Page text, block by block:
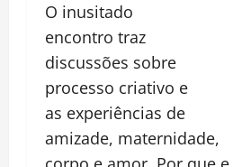
O inusitado
encontro traz
discussões sobre
processo criativo e
as experiências de
amizade, maternidade,